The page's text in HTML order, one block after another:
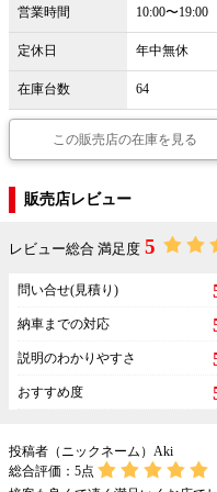
営業時間 10:00〜19:00
定休日 年中無休
在庫台数 64
この販売店の在庫を見る
販売店レビュー
レビュー総合 満足度 5
問い合せ(見積り)
納車までの対応
説明のわかりやすさ
おすすめ度
投稿者（ニックネーム）Aki
総合評価： 5点